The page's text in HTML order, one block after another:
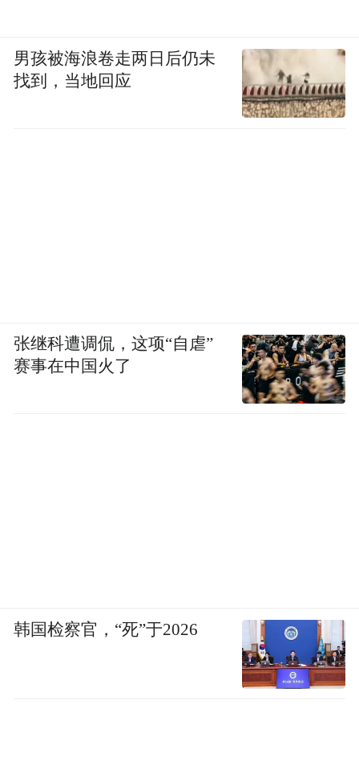
男孩被海浪卷走两日后仍未
找到，当地回应
张继科遭调侃，这项“自虐”
赛事在中国火了
韩国检察官，“死”于2026